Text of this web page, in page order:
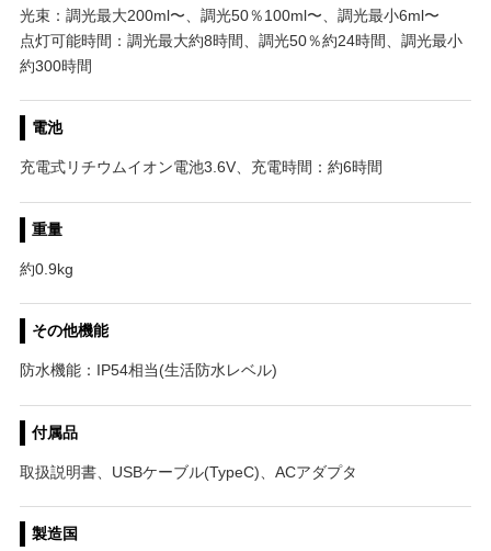
光束：調光最大200ml〜、調光50％100ml〜、調光最小6ml〜
点灯可能時間：調光最大約8時間、調光50％約24時間、調光最小
約300時間
電池
充電式リチウムイオン電池3.6V、充電時間：約6時間
重量
約0.9kg
その他機能
防水機能：IP54相当(生活防水レベル)
付属品
取扱説明書、USBケーブル(TypeC)、ACアダプタ
製造国